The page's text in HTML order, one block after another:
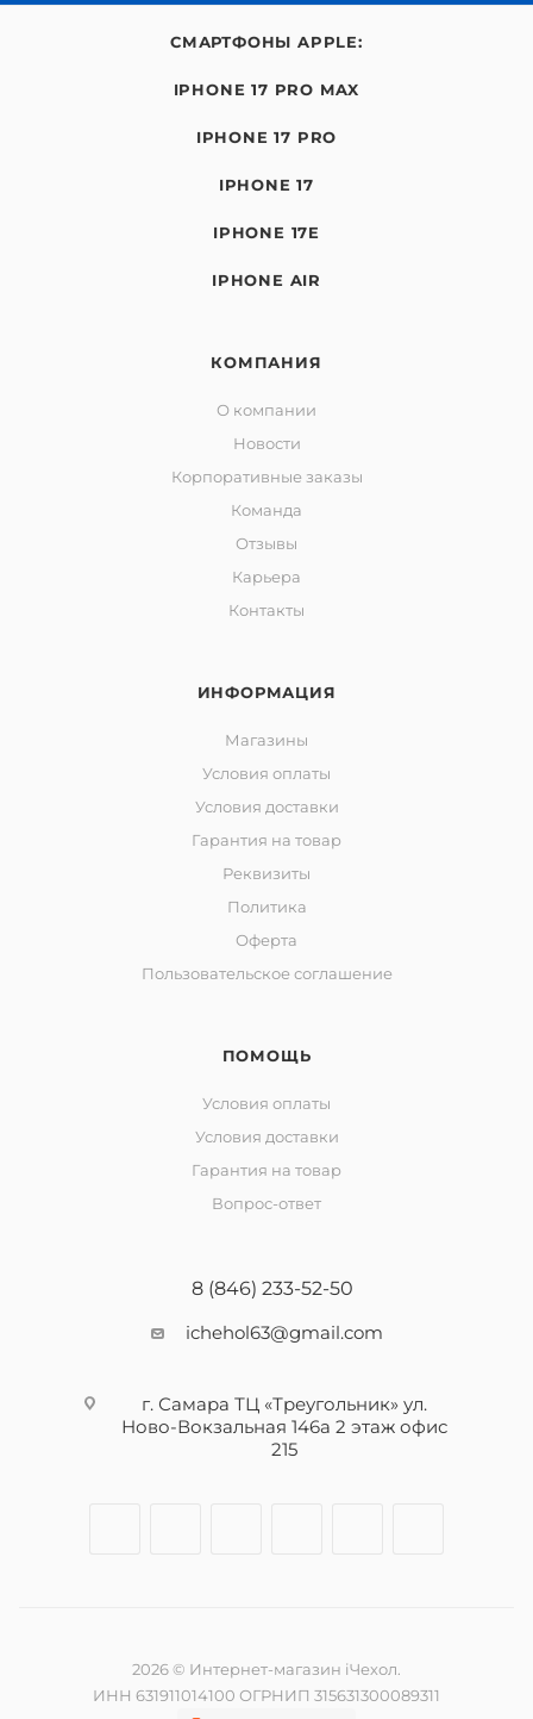
СМАРТФОНЫ APPLE:
IPHONE 17 PRO MAX
IPHONE 17 PRO
IPHONE 17
IPHONE 17E
IPHONE AIR
КОМПАНИЯ
О компании
Новости
Корпоративные заказы
Команда
Отзывы
Карьера
Контакты
ИНФОРМАЦИЯ
Магазины
Условия оплаты
Условия доставки
Гарантия на товар
Реквизиты
Политика
Оферта
Пользовательское соглашение
ПОМОЩЬ
Условия оплаты
Условия доставки
Гарантия на товар
Вопрос-ответ
8 (846) 233-52-50
ichehol63@gmail.com
г. Самара ТЦ «Треугольник» ул.
Ново-Вокзальная 146а 2 этаж офис
215
2026 © Интернет-магазин iЧехол.
ИНН 631911014100 ОГРНИП 315631300089311